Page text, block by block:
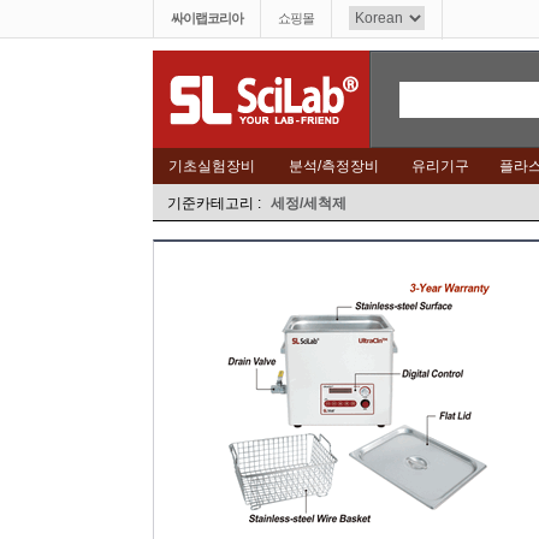
싸이랩코리아 쇼핑몰
기초실험장비 분석/측정장비 유리기구 플라
기준카테고리 : 세정/세척제